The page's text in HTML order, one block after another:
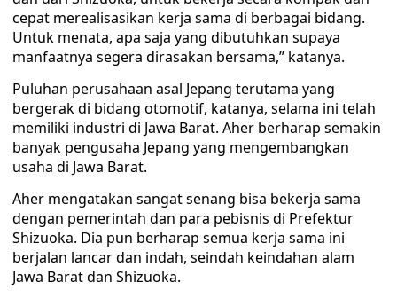
cepat merealisasikan kerja sama di berbagai bidang.
Untuk menata, apa saja yang dibutuhkan supaya
manfaatnya segera dirasakan bersama,” katanya.
Puluhan perusahaan asal Jepang terutama yang
bergerak di bidang otomotif, katanya, selama ini telah
memiliki industri di Jawa Barat. Aher berharap semakin
banyak pengusaha Jepang yang mengembangkan
usaha di Jawa Barat.
Aher mengatakan sangat senang bisa bekerja sama
dengan pemerintah dan para pebisnis di Prefektur
Shizuoka. Dia pun berharap semua kerja sama ini
berjalan lancar dan indah, seindah keindahan alam
Jawa Barat dan Shizuoka.